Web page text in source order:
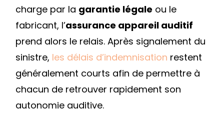
charge par la garantie légale ou le
fabricant, l’assurance appareil auditif
prend alors le relais. Après signalement du
sinistre, les délais d’indemnisation restent
généralement courts afin de permettre à
chacun de retrouver rapidement son
autonomie auditive.